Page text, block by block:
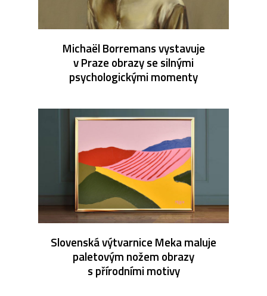
Michaël Borremans vystavuje
v Praze obrazy se silnými
psychologickými momenty
Slovenská výtvarnice Meka maluje
paletovým nožem obrazy
s přírodními motivy